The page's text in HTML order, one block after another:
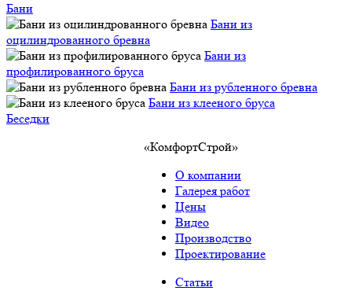
Бани
Бани из
оцилиндрованного бревна
Бани из
профилированного бруса
Бани из рубленного бревна
Бани из клееного бруса
Беседки
«КомфортСтрой»
О компании
Галерея работ
Цены
Видео
Производство
Проектирование
Статьи